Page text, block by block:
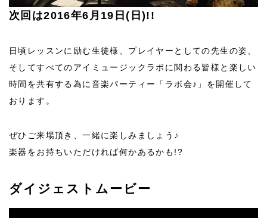
次回は2016年6月19日(日)!!
日頃レッスンに励む生徒様、プレイヤーとしての先生の姿、
そしてすべてのアイミュージックラボに関わる皆様と楽しい
時間を共有する為に音楽パーティー「 ラボ会♪」を開催して
おります。
ぜひご来場頂き、一緒に楽しみましょう♪
楽器をお持ちいただければ何かあるかも!?
ダイジェストムービー